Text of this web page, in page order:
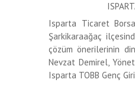
Isparta Ticaret
Şarkikaraağaç
çözüm önerilerinin
Nevzat Demirel,
Isparta TOBB Genç